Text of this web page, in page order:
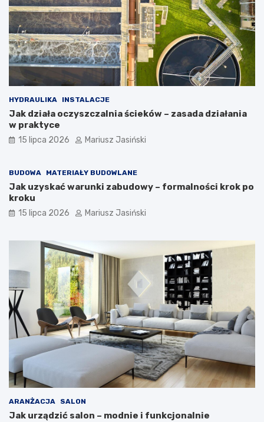
HYDRAULIKA INSTALACJE
Jak działa oczyszczalnia ścieków – zasada działania
w praktyce
15 lipca 2026 Mariusz Jasiński
BUDOWA MATERIAŁY BUDOWLANE
Jak uzyskać warunki zabudowy – formalności krok po
kroku
15 lipca 2026 Mariusz Jasiński
ARANŻACJA SALON
Jak urządzić salon – modnie i funkcjonalnie